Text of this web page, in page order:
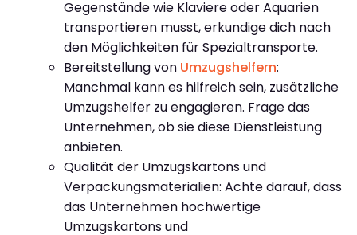
Gegenstände wie Klaviere oder Aquarien
transportieren musst, erkundige dich nach
den Möglichkeiten für Spezialtransporte.
Bereitstellung von Umzugshelfern:
Manchmal kann es hilfreich sein, zusätzliche
Umzugshelfer zu engagieren. Frage das
Unternehmen, ob sie diese Dienstleistung
anbieten.
Qualität der Umzugskartons und
Verpackungsmaterialien: Achte darauf, dass
das Unternehmen hochwertige
Umzugskartons und